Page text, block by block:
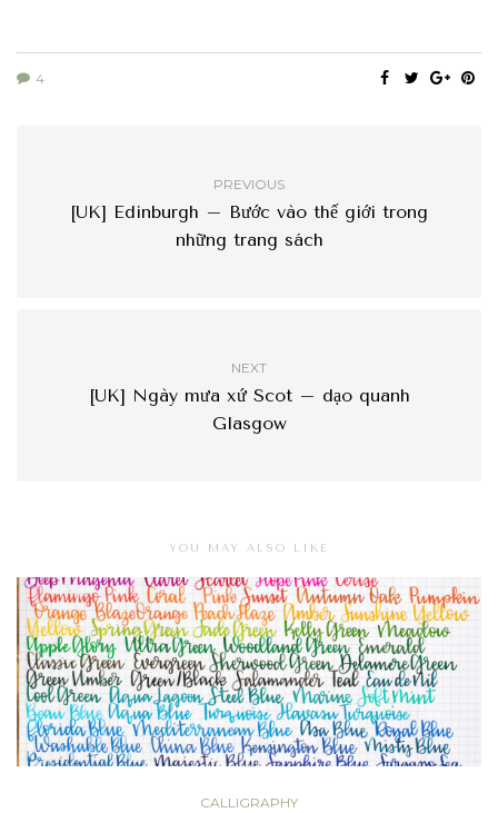
4
PREVIOUS
[UK] Edinburgh – Bước vào thế giới trong
những trang sách
NEXT
[UK] Ngày mưa xứ Scot – dạo quanh
Glasgow
YOU MAY ALSO LIKE
CALLIGRAPHY